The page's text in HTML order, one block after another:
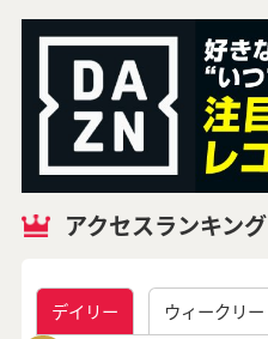
アクセスランキング
デイリー ウィークリー